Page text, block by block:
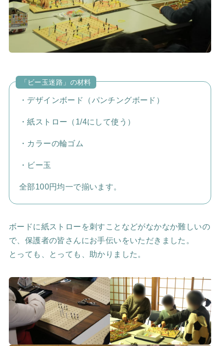
「ビー玉迷路」の材料
・デザインボード（パンチングボード）
・紙ストロー（1/4にして使う）
・カラーの輪ゴム
・ビー玉
全部100円均一で揃います。
ボードに紙ストローを刺すことなどがなかなか難しいの
で、保護者の皆さんにお手伝いをいただきました。
とっても、とっても、助かりました。